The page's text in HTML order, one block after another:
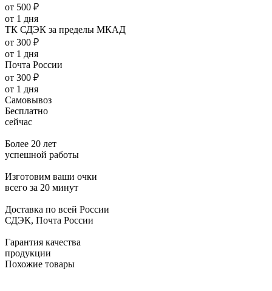
от 500 ₽
от 1 дня
ТК СДЭК за пределы МКАД
от 300 ₽
от 1 дня
Почта России
от 300 ₽
от 1 дня
Самовывоз
Бесплатно
сейчас
Более 20 лет
успешной работы
Изготовим ваши очки
всего за 20 минут
Доставка по всей России
СДЭК, Почта России
Гарантия качества
продукции
Похожие товары